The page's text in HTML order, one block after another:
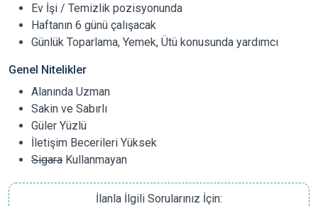
Ev İşi / Temizlik pozisyonunda
Haftanın 6 günü çalışacak
Günlük Toparlama, Yemek, Ütü konusunda yardımcı
Genel Nitelikler
Alanında Uzman
Sakin ve Sabırlı
Güler Yüzlü
İletişim Becerileri Yüksek
Sigara Kullanmayan
İlanla İlgili Sorularınız İçin: